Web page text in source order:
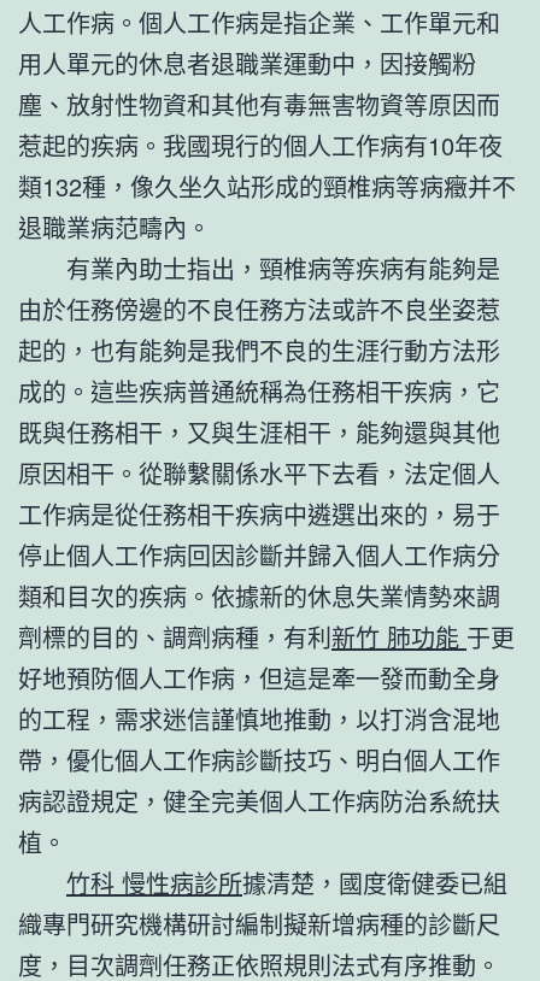
人工作病。個人工作病是指企業、工作單元和
用人單元的休息者退職業運動中，因接觸粉
塵、放射性物資和其他有毒無害物資等原因而
惹起的疾病。我國現行的個人工作病有10年夜
類132種，像久坐久站形成的頸椎病等病癥并不
退職業病范疇內。
有業內助士指出，頸椎病等疾病有能夠是
由於任務傍邊的不良任務方法或許不良坐姿惹
起的，也有能夠是我們不良的生涯行動方法形
成的。這些疾病普通統稱為任務相干疾病，它
既與任務相干，又與生涯相干，能夠還與其他
原因相干。從聯繫關係水平下去看，法定個人
工作病是從任務相干疾病中遴選出來的，易于
停止個人工作病回因診斷并歸入個人工作病分
類和目次的疾病。依據新的休息失業情勢來調
劑標的目的、調劑病種，有利新竹 肺功能 于更
好地預防個人工作病，但這是牽一發而動全身
的工程，需求迷信謹慎地推動，以打消含混地
帶，優化個人工作病診斷技巧、明白個人工作
病認證規定，健全完美個人工作病防治系統扶
植。
竹科 慢性病診所據清楚，國度衛健委已組
織專門研究機構研討編制擬新增病種的診斷尺
度，目次調劑任務正依照規則法式有序推動。